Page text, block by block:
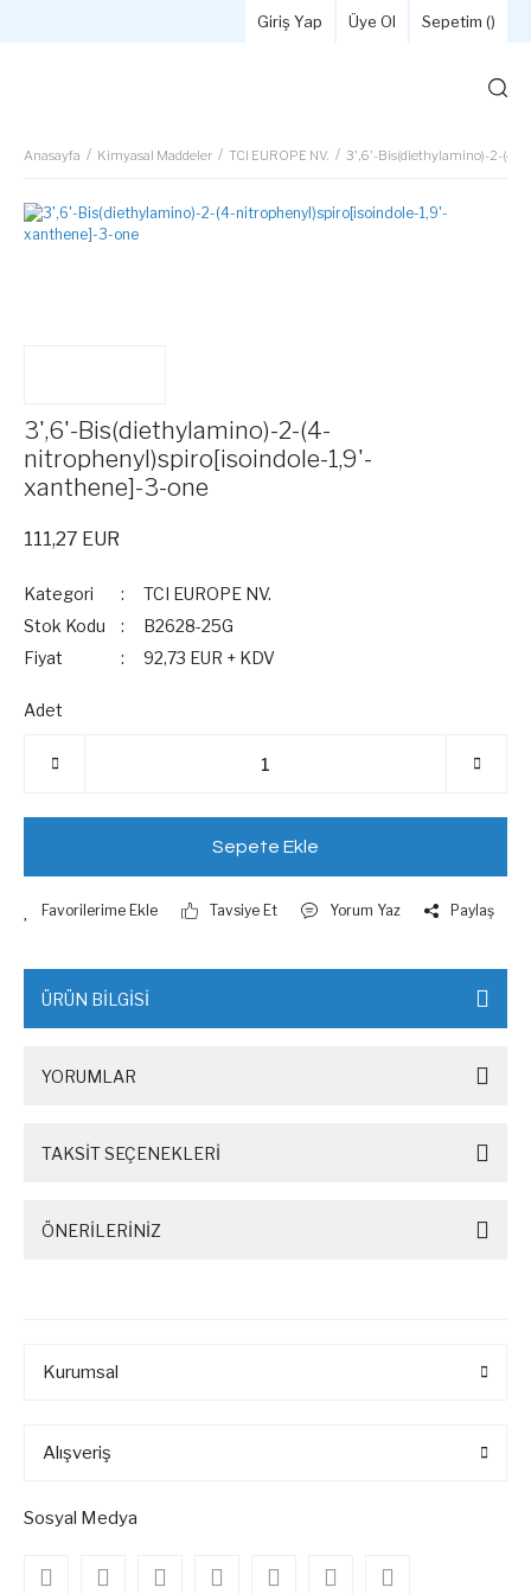
Giriş Yap Üye Ol Sepetim ()
Anasayfa Kimyasal Maddeler TCI EUROPE NV. 3',6'-Bis(diethylamino)-2-(4-
3',6'-Bis(diethylamino)-2-(4-
nitrophenyl)spiro[isoindole-1,9'-
xanthene]-3-one
111,27 EUR
Kategori
TCI EUROPE NV.
Stok Kodu
B2628-25G
Fiyat
92,73 EUR + KDV
Adet
Sepete Ekle
Tavsiye Et Yorum Yaz Paylaş
ÜRÜN BİLGİSİ
YORUMLAR
TAKSİT SEÇENEKLERİ
ÖNERİLERİNİZ
Kurumsal
Alışveriş
Sosyal Medya